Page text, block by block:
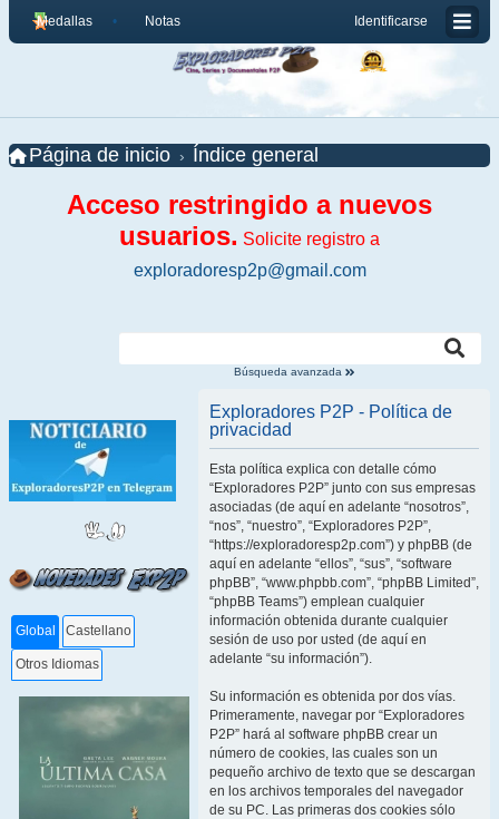
Identificarse
Medallas Notas
Página de inicio Índice general
Acceso restringido a nuevos
usuarios. Solicite registro a
exploradoresp2p@gmail.com
Búsqueda avanzada
Global Castellano
Otros Idiomas
Exploradores P2P - Política de
privacidad
Esta política explica con detalle cómo
“Exploradores P2P” junto con sus empresas
asociadas (de aquí en adelante “nosotros”,
“nos”, “nuestro”, “Exploradores P2P”,
“https://exploradoresp2p.com”) y phpBB (de
aquí en adelante “ellos”, “sus”, “software
phpBB”, “www.phpbb.com”, “phpBB Limited”,
“phpBB Teams”) emplean cualquier
información obtenida durante cualquier
sesión de uso por usted (de aquí en
adelante “su información”).
Su información es obtenida por dos vías.
Primeramente, navegar por “Exploradores
P2P” hará al software phpBB crear un
número de cookies, las cuales son un
pequeño archivo de texto que se descargan
en los archivos temporales del navegador
de su PC. Las primeras dos cookies sólo